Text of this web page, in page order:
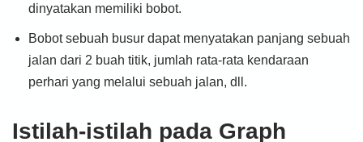
dinyatakan memiliki bobot.
Bobot sebuah busur dapat menyatakan panjang sebuah
jalan dari 2 buah titik, jumlah rata-rata kendaraan
perhari yang melalui sebuah jalan, dll.
Istilah-istilah pada Graph